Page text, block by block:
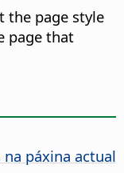
the page style
page that
páxina actual